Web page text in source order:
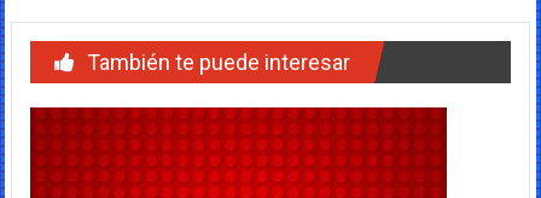
También te puede interesar